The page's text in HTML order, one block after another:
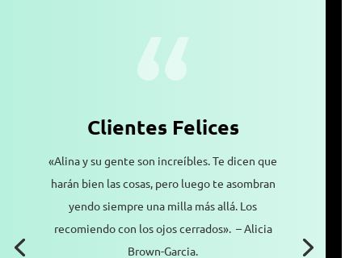
Clientes Felices
«Alina y su gente son increíbles. Te dicen que
harán bien las cosas, pero luego te asombran
yendo siempre una milla más allá. Los
recomiendo con los ojos cerrados». – Alicia
Brown-Garcia.